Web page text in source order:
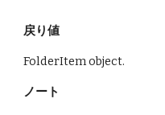
戻り値
FolderItem object.
ノート